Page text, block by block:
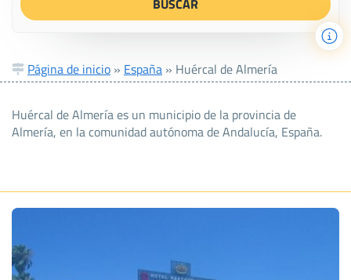
Página de inicio » España » Huércal de Almería
Huércal de Almería es un municipio de la provincia de
Almería, en la comunidad autónoma de Andalucía, España.